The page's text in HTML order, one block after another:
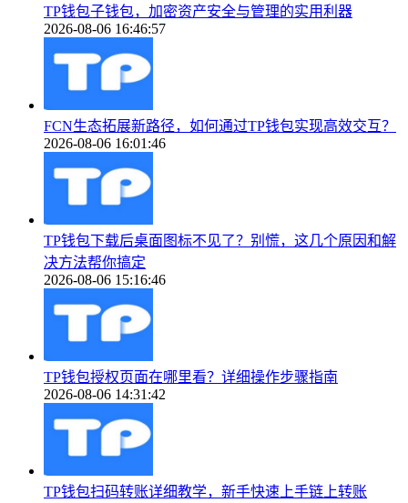
TP钱包子钱包，加密资产安全与管理的实用利器
2026-08-06 16:46:57
FCN生态拓展新路径，如何通过TP钱包实现高效交互？
2026-08-06 16:01:46
TP钱包下载后桌面图标不见了？别慌，这几个原因和解
决方法帮你搞定
2026-08-06 15:16:46
TP钱包授权页面在哪里看？详细操作步骤指南
2026-08-06 14:31:42
TP钱包扫码转账详细教学，新手快速上手链上转账